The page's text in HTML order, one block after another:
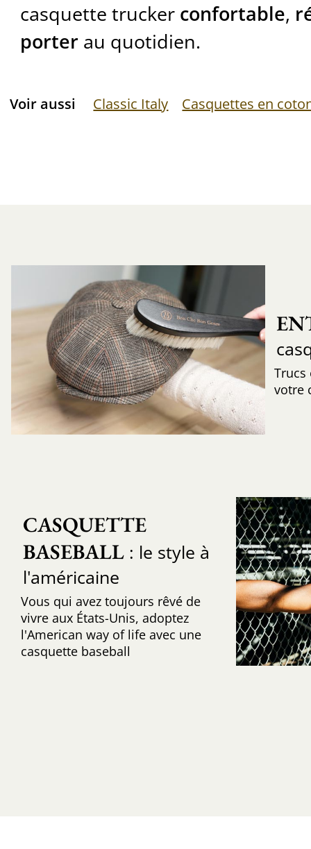
casquette trucker confortable,
porterau quotidien.
Voir aussi Classic Italy Casquettes en
votre
CASQUETTE
BASEBALL: le style à
l'américaine
Vous qui avez toujours rêvé de
vivre aux États-Unis, adoptez
l'American way of life avec une
casquette baseball